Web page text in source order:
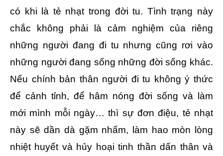
có khi là tẻ nhạt trong đời tu. Tình trạng này
chắc không phải là cảm nghiệm của riêng
những người đang đi tu nhưng cũng rơi vào
những người đang sống những đời sống khác.
Nếu chính bản thân người đi tu không ý thức
để cảnh tỉnh, để hâm nóng đời sống và làm
mới mình mỗi ngày… thì sự đơn điệu, tẻ nhạt
này sẽ dần dà gặm nhấm, làm hao mòn lòng
nhiệt huyết và hủy hoại tinh thần dấn thân và